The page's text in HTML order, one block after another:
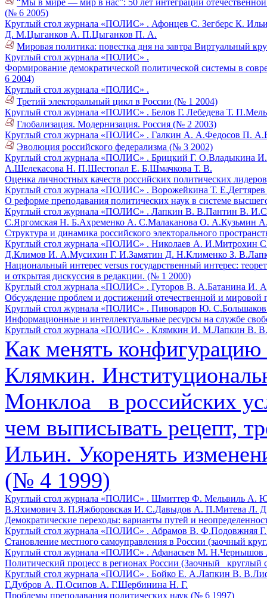
“Мы в мире — мир в нас”: 50 лет интеграции
(№ 6 2005)
Круглый стол журнала «ПОЛИС» . Афонцев С. Зегберс К.
Д. М.Цыганков А. П.Цыганков П. А.
Мировая политика: повестка дня на завтра Виртуальный
Круглый стол журнала «ПОЛИС» .
Формирование демократической политической системы в
6 2004)
Круглый стол журнала «ПОЛИС» .
Третий электоральный цикл в России (№ 1 2004)
Круглый стол журнала «ПОЛИС» . Белов Г. Лебедева Т. П.
Глобализация. Модернизация. Россия (№ 2 2003)
Круглый стол журнала «ПОЛИС» . Галкин А. А.Федосов П. А.
Эволюция российского федерализма (№ 3 2002)
Круглый стол журнала «ПОЛИС» . Брицкий Г. О.Владыкина
А.Шелекасова Н. П.Шестопал Е. Б.Шмачкова Т. В.
Оценка личностных качеств российских политических
Круглый стол журнала «ПОЛИС» . Ворожейкина Т. Е.
О реформе преподавания политических наук в системе
Круглый стол журнала «ПОЛИС» . Лапкин В. В.Пантин В. И.
С.Яргомская Н. Б.Ахременко А. С.Малаканова О. А.Кузьмин
Структура и динамика российского электорального
Круглый стол журнала «ПОЛИС» . Николаев А. И.Митрохин
Д.Климов И. А.Мусихин Г. И.Замятин Д. Н.Клименко З. В.
Национальный интерес versus государственный интерес:
и открытая дискуссия в редакции. (№ 1 2000)
Круглый стол журнала «ПОЛИС» . Гуторов В. А.Батанина И.
Обсуждение проблем и достижений отечественной и мировой
Круглый стол журнала «ПОЛИС» . Пивоваров Ю. С.
Информационные и интеллектуальные ресурсы на службе
Круглый стол журнала «ПОЛИС» . Клямкин И. М.Лапкин В. В.
Как менять
Клямкин.
Монклоа_ в российских
чем выписывать рецепт,
Ильин. Укоренять
(№ 4 1999)
Круглый стол журнала «ПОЛИС» . Шмиттер Ф. Мельвиль А.
В.Яхимович З. П.Яжборовская И. С.Давыдов А. П.Митева Л.
Демократические переходы: варианты путей и
Круглый стол журнала «ПОЛИС» . Абрамов В. Ф.Подовжняя
Становление местного самоуправления в России (заочный
Круглый стол журнала «ПОЛИС» . Афанасьев М. Н.Чернышов
Политический процесс в регионах России (Заочный _круглый
Круглый стол журнала «ПОЛИС» . Бойко Е. А.Лапкин В. В.
Г.Дубров А. П.Осипов А. Г.Щербинина Н. Г.
Проблемы преподавания политических наук (№ 6 1997)